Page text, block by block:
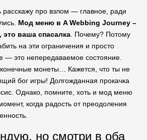
расскажу про взлом — главное, ради
Мод меню в A Webbing Journey –
это ваша спасалка . Почему? Потому
на эти ограничения и просто
— это непередаваемое состояние.
монеты… Кажется, что ты не
бог игры! Долгожданная прокачка
Однако, помните, хоть и мод меню
когда радость от преодоления
но смотри в оба